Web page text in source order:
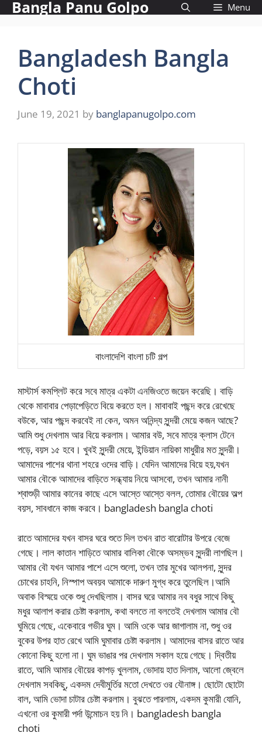
SkipBangla Panu Golpo Menu
Bangladesh Bangla
Choti
June 19, 2021 by banglapanugolpo.com
বাংলাদেশি বাংলা চটি গল্প
মাস্টার্স কমপ্লিট করে সবে মাত্র একটা এনজিওতে জয়েন করেছি। বাড়ি
থেকে মাবাবার পেড়াপেড়িতে বিয়ে করতে হল। মাবাবাই পছন্দ করে রেখেছে
বউকে, আর পছন্দ করবেই না কেন, অমন অনিন্দ্য সুন্দরী মেয়ে কজন আছে?
আমি শুধু দেখলাম আর বিয়ে করলাম। আমার বউ, সবে মাত্র ক্লাস টেনে
পড়ে, বয়স ১৫ হবে। খুবই সুন্দরী মেয়ে, ইন্ডিয়ান নায়িকা মাধুরীর মত সুন্দরী।
আমাদের পাশের থানা শহরে ওদের বাড়ি। যেদিন আমাদের বিয়ে হয়,যখন
আমার বৌকে আমাদের বাড়িতে সন্ধ্যায় নিয়ে আসবো, তখন আমার নানী
শ্বাশুড়ী আমার কানের কাছে এসে আস্তে আস্তে বলল, তোমার বৌয়ের অল্প
বয়স, সাবধানে কাজ করবে। bangladesh bangla choti
রাতে আমাদের যখন বাসর ঘরে শুতে দিল তখন রাত বারোটার উপরে বেজে
গেছে। লাল কাতান শাড়িতে আমার বালিকা বৌকে অসম্ভব সুন্দরী লাগছিল।
আমার বৌ যখন আমার পাশে এসে শুলো, তখন তার মুখের আলপনা, সুন্দর
চোখের চাহনি, নিস্পাপ অবয়ব আমাকে দারুণ মুগ্ধ করে তুলেছিল।আমি
অবাক বিস্ময়ে ওকে শুধু দেখছিলাম। বাসর ঘরে আমার নব বধুর সাথে কিছু
মধুর আলাপ করার চেষ্টা করলাম, কথা বলতে না বলতেই দেখলাম আমার বৌ
ঘুমিয়ে গেছে, একেবারে গভীর ঘুম। আমি ওকে আর জাগালাম না, শুধু ওর
বুকের উপর হাত রেখে আমি ঘুমাবার চেষ্টা করলাম। আমাদের বাসর রাতে আর
কোনো কিছু হলো না। ঘুম ভাঙার পর দেখলাম সকাল হয়ে গেছে। দ্বিতীয়
রাতে, আমি আমার বৌয়ের কাপড় খুললাম, ভোদায় হাত দিলাম, আলো জ্বেলে
দেখলাম সবকিছু, একদম দেবীমুর্তির মতো দেখতে ওর যৌনাঙ্গ। ছোটো ছোটো
বাল, আমি ভোদা চাটার চেষ্টা করলাম। বুঝতে পারলাম, একদম কুমারী যোনি,
এখনো ওর কুমারী পর্দা উন্মোচন হয় নি। bangladesh bangla
choti